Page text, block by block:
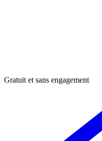
Gratuit et sans engagement